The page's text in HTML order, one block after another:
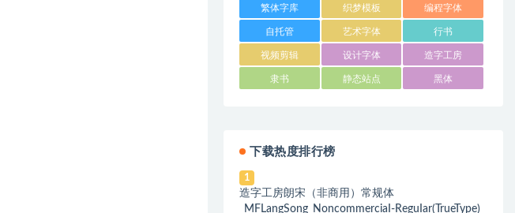
繁体字库 织梦模板 编程字体
自托管 艺术字体 行书
视频剪辑 设计字体 造字工房
隶书 静态站点 黑体
下载热度排行榜
1
造字工房朗宋（非商用）常规体
_MFLangSong_NoncommerciaI-ReguIar(TrueType)